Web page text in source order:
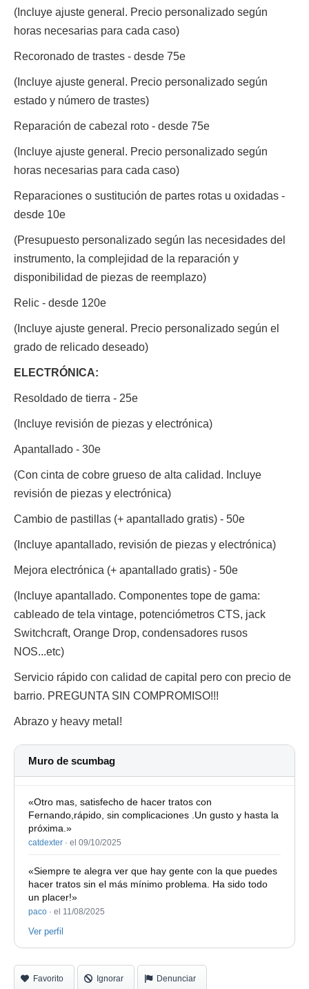
(Incluye ajuste general. Precio personalizado según
horas necesarias para cada caso)
Recoronado de trastes - desde 75e
(Incluye ajuste general. Precio personalizado según
estado y número de trastes)
Reparación de cabezal roto - desde 75e
(Incluye ajuste general. Precio personalizado según
horas necesarias para cada caso)
Reparaciones o sustitución de partes rotas u oxidadas -
desde 10e
(Presupuesto personalizado según las necesidades del
instrumento, la complejidad de la reparación y
disponibilidad de piezas de reemplazo)
Relic - desde 120e
(Incluye ajuste general. Precio personalizado según el
grado de relicado deseado)
ELECTRÓNICA:
Resoldado de tierra - 25e
(Incluye revisión de piezas y electrónica)
Apantallado - 30e
(Con cinta de cobre grueso de alta calidad. Incluye
revisión de piezas y electrónica)
Cambio de pastillas (+ apantallado gratis) - 50e
(Incluye apantallado, revisión de piezas y electrónica)
Mejora electrónica (+ apantallado gratis) - 50e
(Incluye apantallado. Componentes tope de gama:
cableado de tela vintage, potenciómetros CTS, jack
Switchcraft, Orange Drop, condensadores rusos
NOS...etc)
Servicio rápido con calidad de capital pero con precio de
barrio. PREGUNTA SIN COMPROMISO!!!
Abrazo y heavy metal!
Muro de scumbag
«Otro mas, satisfecho de hacer tratos con
Fernando,rápido, sin complicaciones .Un gusto y hasta la
próxima.»
catdexter · el 09/10/2025
«Siempre te alegra ver que hay gente con la que puedes
hacer tratos sin el más mínimo problema. Ha sido todo
un placer!»
paco · el 11/08/2025
Ver perfil
Favorito Ignorar Denunciar